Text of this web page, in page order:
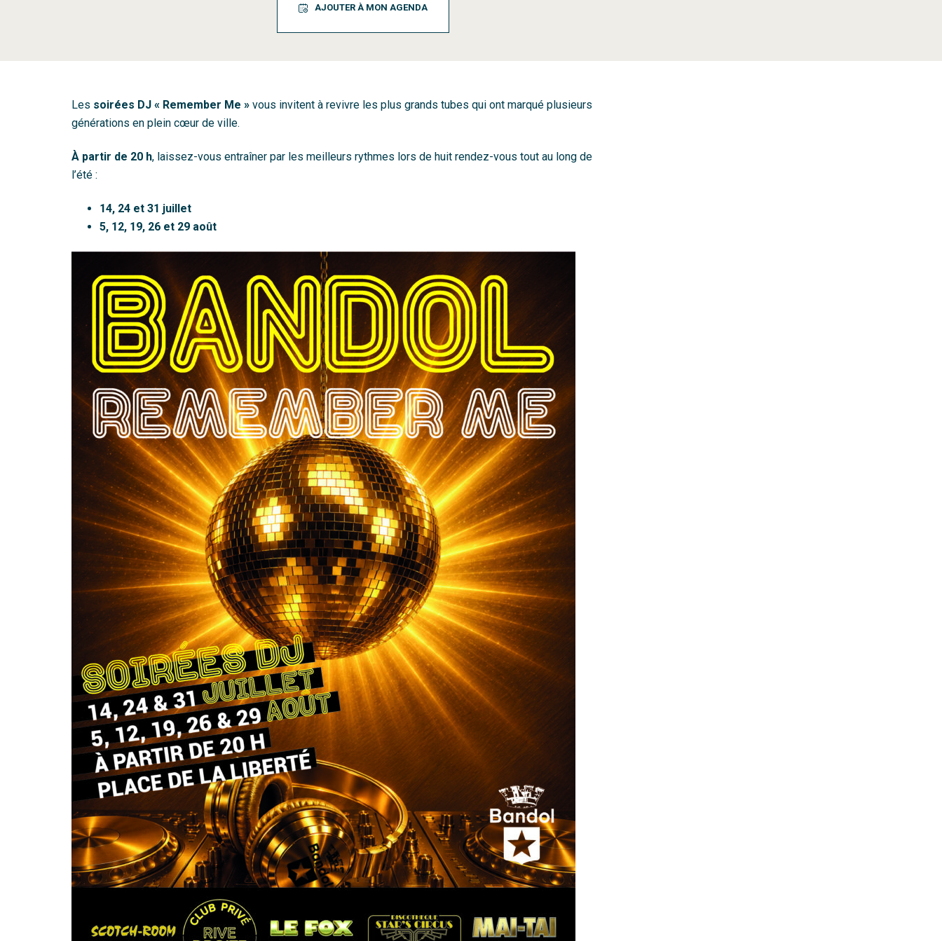
AJOUTER À MON AGENDA
Les soirées DJ « Remember Me » vous invitent à revivre les plus grands tubes qui ont marqué plusieurs
générations en plein cœur de ville.
À partir de 20 h, laissez-vous entraîner par les meilleurs rythmes lors de huit rendez-vous tout au long de
l’été :
14, 24 et 31 juillet
5, 12, 19, 26 et 29 août